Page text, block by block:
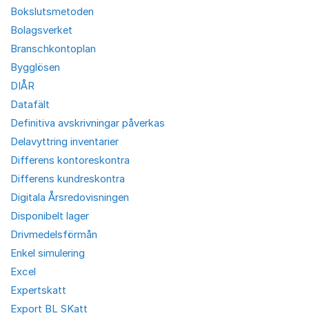
Bokslutsmetoden
Bolagsverket
Branschkontoplan
Bygglösen
DIÅR
Datafält
Definitiva avskrivningar påverkas
Delavyttring inventarier
Differens kontoreskontra
Differens kundreskontra
Digitala Årsredovisningen
Disponibelt lager
Drivmedelsförmån
Enkel simulering
Excel
Expertskatt
Export BL SKatt